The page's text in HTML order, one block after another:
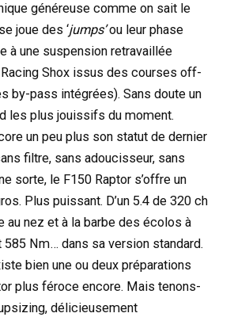
généreuse comme on sait le
joue des ‘jumps’ou leur phase
à une suspension retravaillée
Shox issus des courses off-
by-pass intégrées). Sans doute un
les plus jouissifs du moment.
un peu plus son statut de dernier
filtre, sans adoucisseur, sans
sorte, le F150 Raptor s’offre un
Plus puissant. D’un 5.4 de 320 ch
au nez et à la barbe des écolos à
585 Nm… dans sa version standard.
bien une ou deux préparations
plus féroce encore. Mais tenons-
délicieusement